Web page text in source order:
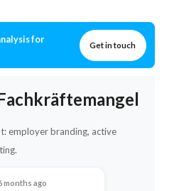
for
Get in touch
employer branding, active
months ago